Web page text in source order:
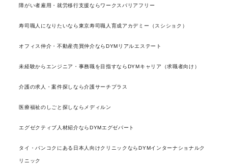
障がい者雇用・就労移行支援ならワークスバリアフリー
寿司職人になりたいなら東京寿司職人育成アカデミー（スシショク）
オフィス仲介・不動産売買仲介ならDYMリアルエステート
未経験からエンジニア・事務職を目指すならDYMキャリア（求職者向け）
介護の求人・案件探しなら介護サーチプラス
医療福祉のしごと探しならメディルン
エグゼクティブ人材紹介ならDYMエグゼパート
タイ・バンコクにある日本人向けクリニックならDYMインターナショナルク
リニック